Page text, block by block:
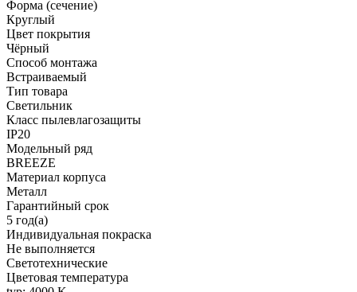
Форма (сечение)
Круглый
Цвет покрытия
Чёрный
Способ монтажа
Встраиваемый
Тип товара
Светильник
Класс пылевлагозащиты
IP20
Модельный ряд
BREEZE
Материал корпуса
Металл
Гарантийный срок
5 год(а)
Индивидуальная покраска
Не выполняется
Светотехнические
Цветовая температура